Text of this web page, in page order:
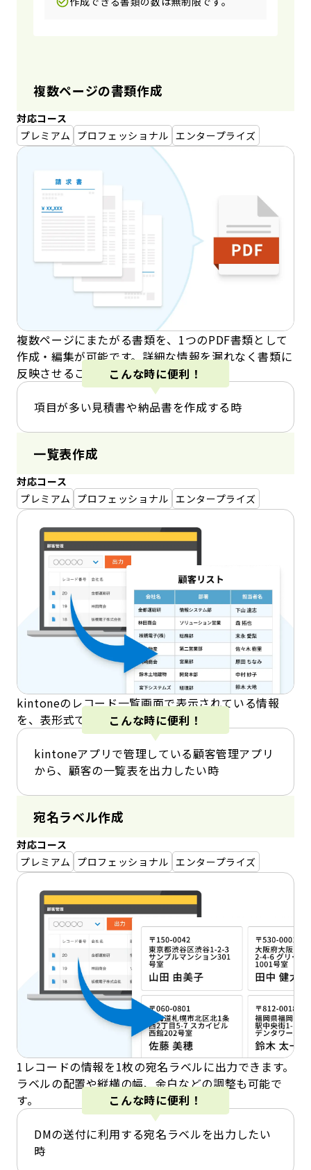
複数ページの書類作成
対応コース
プレミアム プロフェッショナル エンタープライズ
複数ページにまたがる書類を、1つのPDF書類として
作成・編集が可能です。詳細な情報を漏れなく書類に
反映させることが可能です。
こんな時に便利！
項目が多い見積書や納品書を作成する時
一覧表作成
対応コース
プレミアム プロフェッショナル エンタープライズ
kintoneのレコード一覧画面で表示されている情報
を、表形式で出力できます。
こんな時に便利！
kintoneアプリで管理している顧客管理アプリ
から、顧客の一覧表を出力したい時
宛名ラベル作成
対応コース
プレミアム プロフェッショナル エンタープライズ
1レコードの情報を1枚の宛名ラベルに出力できます。
ラベルの配置や縦横の幅、余白などの調整も可能で
す。
こんな時に便利！
DMの送付に利用する宛名ラベルを出力したい
時